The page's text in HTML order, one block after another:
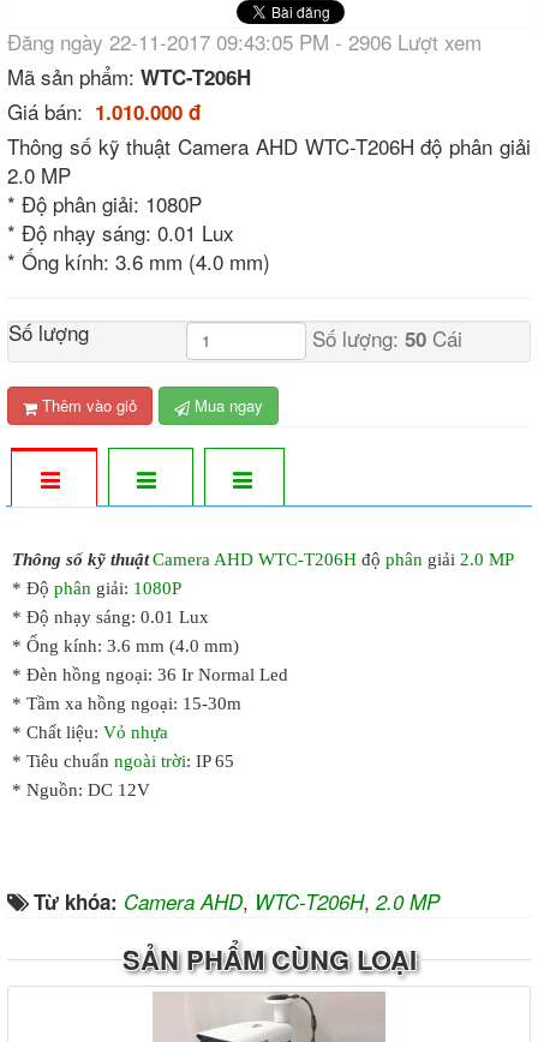
Đăng ngày 22-11-2017 09:43:05 PM - 2906 Lượt xem
Mã sản phẩm: WTC-T206H
Giá bán: 1.010.000 đ
Thông số kỹ thuật Camera AHD WTC-T206H độ phân giải
2.0 MP
* Độ phân giải: 1080P
* Độ nhạy sáng: 0.01 Lux
* Ống kính: 3.6 mm (4.0 mm)
Số lượng Số lượng: 50Cái
Thêm vào giỏ Mua ngay
Thông số kỹ thuậtCamera AHD WTC-T206H độ phân giải 2.0 MP
* Độ phân giải: 1080P
* Độ nhạy sáng: 0.01 Lux
* Ống kính: 3.6 mm (4.0 mm)
* Đèn hồng ngoại: 36 Ir Normal Led
* Tầm xa hồng ngoại: 15-30m
* Chất liệu: Vỏ nhựa
* Tiêu chuẩn ngoài trời: IP 65
* Nguồn: DC 12V
Từ khóa: Camera AHD, WTC-T206H, 2.0 MP
SẢN PHẨM CÙNG LOẠI